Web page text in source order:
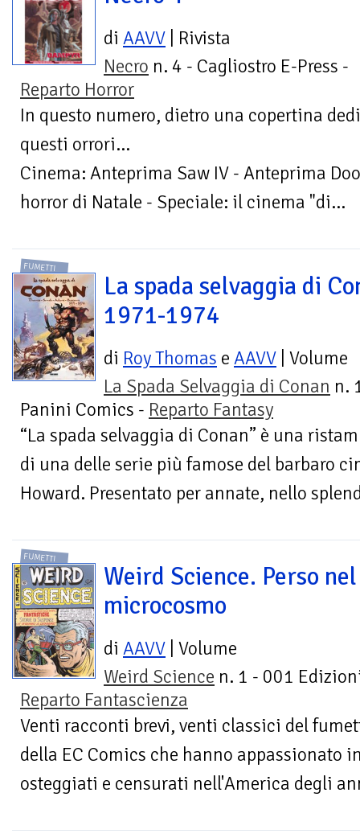
di AAVV | Rivista
Necro n. 4 - Cagliostro E-Press -
Reparto Horror
In questo numero, dietro una copertina
questi orrori...
Cinema: Anteprima Saw IV - Anteprima
horror di Natale - Speciale: il cinema "di...
FUMETTI
La spada selvaggia di
1971-1974
di Roy Thomas e AAVV | Volume
La Spada Selvaggia di Conan n.
Panini Comics - Reparto Fantasy
“La spada selvaggia di Conan” è una
di una delle serie più famose del barbaro
Howard. Presentato per annate, nello
FUMETTI
Weird Science. Perso nel
microcosmo
di AAVV | Volume
Weird Science n. 1 - 001
Reparto Fantascienza
Venti racconti brevi, venti classici del
della EC Comics che hanno appassionato
osteggiati e censurati nell'America degli